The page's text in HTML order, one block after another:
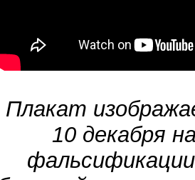
Плакат
10 декабря